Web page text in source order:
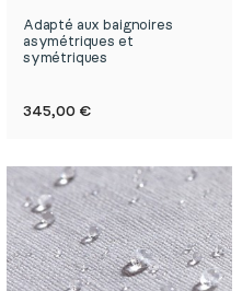
Adapté aux baignoires
asymétriques et
symétriques
Prix
345,00 €